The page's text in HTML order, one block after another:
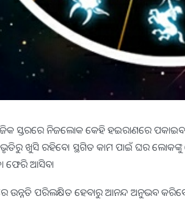
ସ୍ତରରେ ନିଜଲୋକ କେହି ହଇରାଣରେ
ଖୁସି ରହିବେ। ସ୍ଥଗିତ କାମ ପାଇଁ ଘର
ଫେରି ଆସିବ।
ଉନ୍ନତି ପରିଲକ୍ଷିତ ହେବାରୁ ଆନନ୍ଦ ଅନୁଭବ